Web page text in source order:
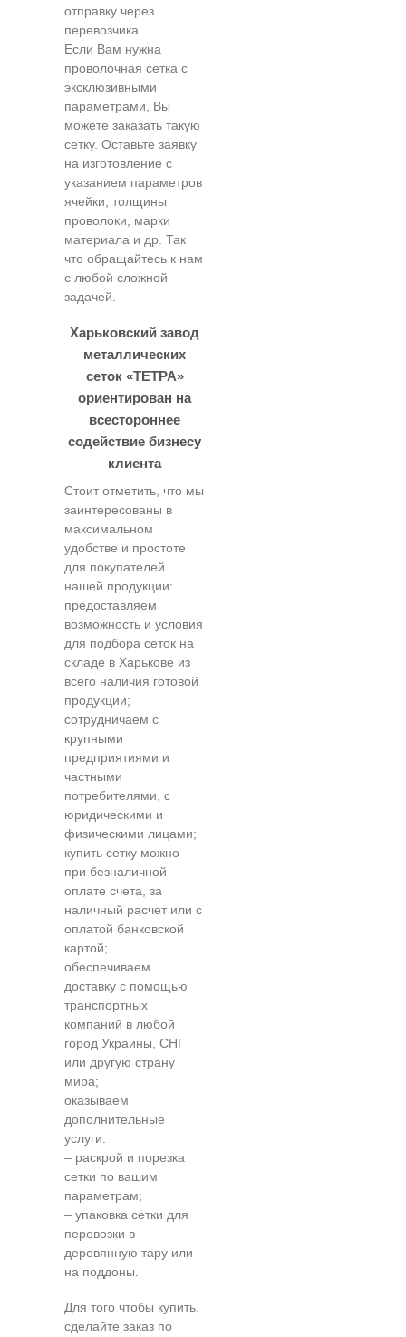
отправку через
перевозчика.
Если Вам нужна
проволочная сетка с
эксклюзивными
параметрами, Вы
можете заказать такую
сетку. Оставьте заявку
на изготовление с
указанием параметров
ячейки, толщины
проволоки, марки
материала и др. Так
что обращайтесь к нам
с любой сложной
задачей.
Харьковский завод
металлических
сеток «ТЕТРА»
ориентирован на
всестороннее
содействие бизнесу
клиента
Стоит отметить, что мы
заинтересованы в
максимальном
удобстве и простоте
для покупателей
нашей продукции:
предоставляем
возможность и условия
для подбора сеток на
складе в Харькове из
всего наличия готовой
продукции;
сотрудничаем с
крупными
предприятиями и
частными
потребителями, с
юридическими и
физическими лицами;
купить сетку можно
при безналичной
оплате счета, за
наличный расчет или с
оплатой банковской
картой;
обеспечиваем
доставку с помощью
транспортных
компаний в любой
город Украины, СНГ
или другую страну
мира;
оказываем
дополнительные
услуги:
– раскрой и порезка
сетки по вашим
параметрам;
– упаковка сетки для
перевозки в
деревянную тару или
на поддоны.
Для того чтобы купить,
сделайте заказ по